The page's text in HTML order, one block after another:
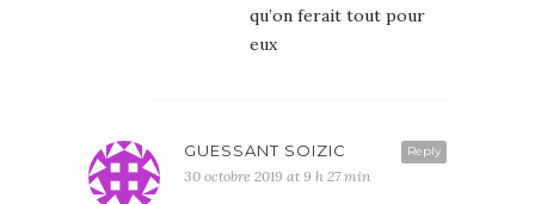
qu’on ferait tout pour
eux
Reply
GUESSANT SOIZIC
30 octobre 2019 at 9 h 27 min